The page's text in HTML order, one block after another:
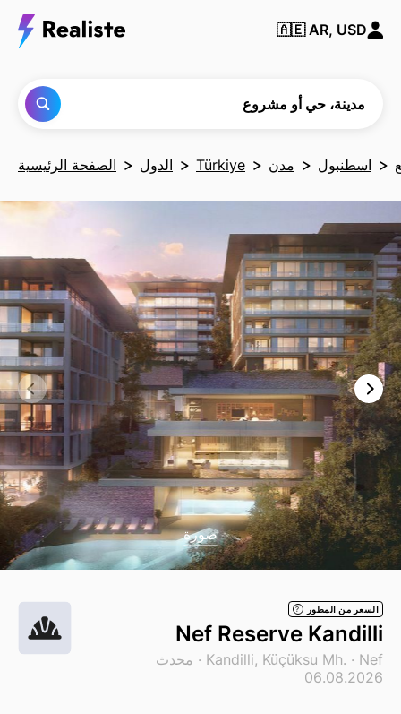
🇦🇪AR, USD
مدينة، حي أو مشروع
الصفحة الرئيسية الدول Türkiye مدن اسطنبول
صورة
السعر من المطور ?
Nef Reserve Kandilli
Kandilli, Küçüksu Mh. · Nef
· محدث
06.08.2026